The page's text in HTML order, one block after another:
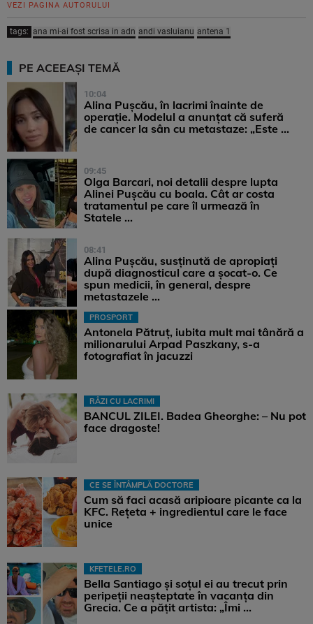
VEZI PAGINA AUTORULUI
tags: ana mi-ai fost scrisa in adn andi vasluianu antena 1
PE ACEEAȘI TEMĂ
10:04
Alina Pușcău, în lacrimi înainte de
operație. Modelul a anunțat că suferă
de cancer la sân cu metastaze: „Este ...
09:45
Olga Barcari, noi detalii despre lupta
Alinei Pușcău cu boala. Cât ar costa
tratamentul pe care îl urmează în
Statele ...
08:41
Alina Pușcău, susținută de apropiați
după diagnosticul care a șocat-o. Ce
spun medicii, în general, despre
metastazele ...
PROSPORT
Antonela Pătruț, iubita mult mai tânără a
milionarului Arpad Paszkany, s-a
fotografiat în jacuzzi
RÂZI CU LACRIMI
BANCUL ZILEI. Badea Gheorghe: – Nu pot
face dragoste!
CE SE ÎNTÂMPLĂ DOCTORE
Cum să faci acasă aripioare picante ca la
KFC. Rețeta + ingredientul care le face
unice
KFETELE.RO
Bella Santiago și soțul ei au trecut prin
peripeții neașteptate în vacanța din
Grecia. Ce a pățit artista: „Îmi ...